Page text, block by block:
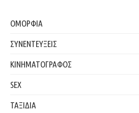
ΟΜΟΡΦΙΑ
ΣΥΝΕΝΤΕΥΞΕΙΣ
ΚΙΝΗΜΑΤΟΓΡΑΦΟΣ
SEX
ΤΑΞΙΔΙΑ